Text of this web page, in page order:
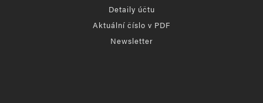
Detaily účtu
Aktuální číslo v PDF
Newsletter